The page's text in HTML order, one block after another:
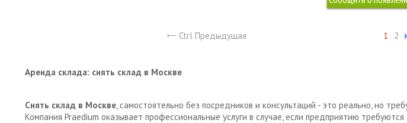
Ctrl Предыдущая 1 2
Аренда склада: снять склад в Москве
Снять склад в Москве, самостоятельно без посредников и консультаций - это реально, но
Компания Praedium оказывает профессиональные услуги в случае, если предприятию требуются